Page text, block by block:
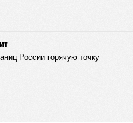
России горячую точку